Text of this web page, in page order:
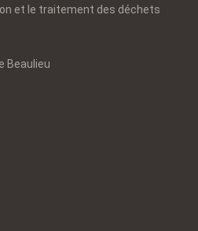
et le traitement des déchets
Beaulieu